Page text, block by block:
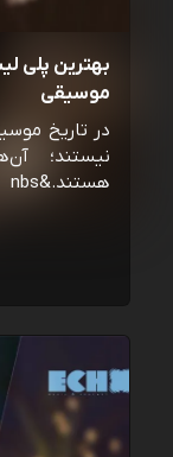
بهترین پلی
موسیقی
در تاریخ
نیستند؛
هستند.&nbs